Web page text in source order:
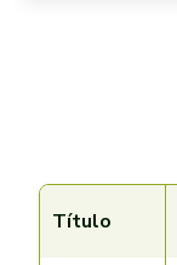
Título